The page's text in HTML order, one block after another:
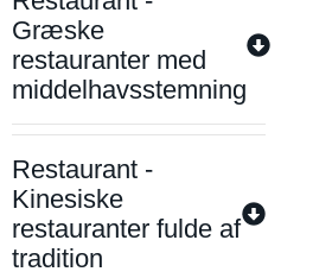
Græske
restauranter med
middelhavsstemning
Restaurant -
Kinesiske
restauranter fulde af
tradition